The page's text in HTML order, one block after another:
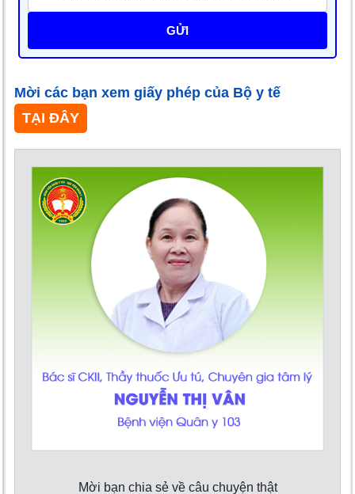
GỬI
Mời các bạn xem giấy phép của Bộ y tế
TẠI ĐÂY
Mời bạn chia sẻ về câu chuyện thật